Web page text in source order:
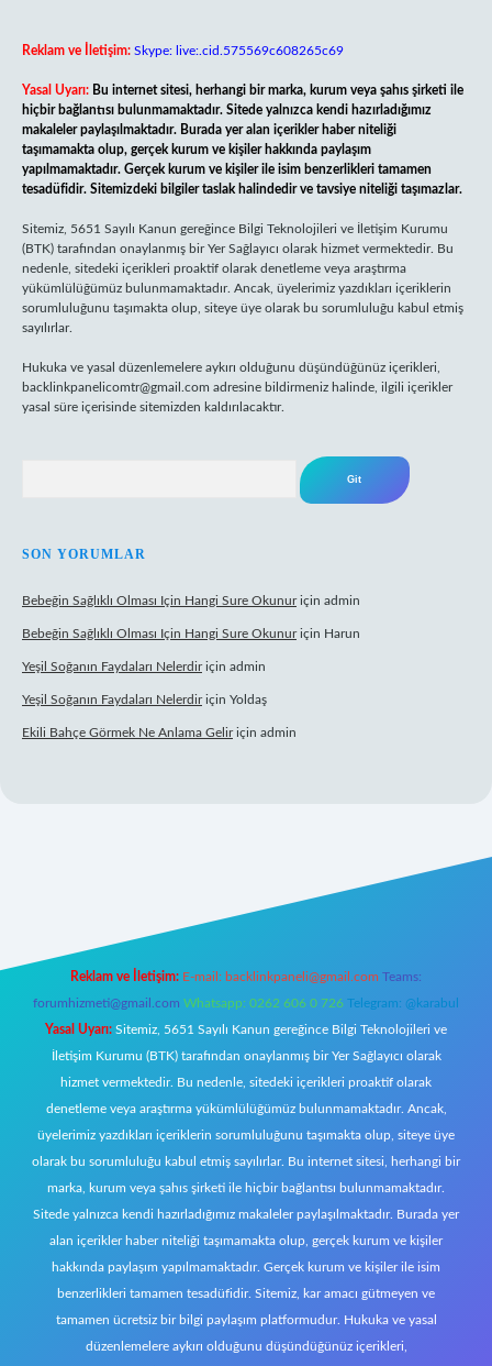
Reklam ve İletişim: Skype: live:.cid.575569c608265c69
Yasal Uyarı: Bu internet sitesi, herhangi bir marka, kurum veya şahıs şirketi ile
hiçbir bağlantısı bulunmamaktadır. Sitede yalnızca kendi hazırladığımız
makaleler paylaşılmaktadır. Burada yer alan içerikler haber niteliği
taşımamakta olup, gerçek kurum ve kişiler hakkında paylaşım
yapılmamaktadır. Gerçek kurum ve kişiler ile isim benzerlikleri tamamen
tesadüfidir. Sitemizdeki bilgiler taslak halindedir ve tavsiye niteliği taşımazlar.
Sitemiz, 5651 Sayılı Kanun gereğince Bilgi Teknolojileri ve İletişim Kurumu
(BTK) tarafından onaylanmış bir Yer Sağlayıcı olarak hizmet vermektedir. Bu
nedenle, sitedeki içerikleri proaktif olarak denetleme veya araştırma
yükümlülüğümüz bulunmamaktadır. Ancak, üyelerimiz yazdıkları içeriklerin
sorumluluğunu taşımakta olup, siteye üye olarak bu sorumluluğu kabul etmiş
sayılırlar.
Hukuka ve yasal düzenlemelere aykırı olduğunu düşündüğünüz içerikleri,
backlinkpanelicomtr@gmail.com adresine bildirmeniz halinde, ilgili içerikler
yasal süre içerisinde sitemizden kaldırılacaktır.
SON YORUMLAR
Bebeğin Sağlıklı Olması Için Hangi Sure Okunuriçin admin
Bebeğin Sağlıklı Olması Için Hangi Sure Okunuriçin Harun
Yeşil Soğanın Faydaları Nelerdiriçin admin
Yeşil Soğanın Faydaları Nelerdiriçin Yoldaş
Ekili Bahçe Görmek Ne Anlama Geliriçin admin
Reklam ve İletişim: E-mail: backlinkpaneli@gmail.com Teams:
forumhizmeti@gmail.com Whatsapp: 0262 606 0 726 Telegram: @karabul
Yasal Uyarı: Sitemiz, 5651 Sayılı Kanun gereğince Bilgi Teknolojileri ve
İletişim Kurumu (BTK) tarafından onaylanmış bir Yer Sağlayıcı olarak
hizmet vermektedir. Bu nedenle, sitedeki içerikleri proaktif olarak
denetleme veya araştırma yükümlülüğümüz bulunmamaktadır. Ancak,
üyelerimiz yazdıkları içeriklerin sorumluluğunu taşımakta olup, siteye üye
olarak bu sorumluluğu kabul etmiş sayılırlar. Bu internet sitesi, herhangi bir
marka, kurum veya şahıs şirketi ile hiçbir bağlantısı bulunmamaktadır.
Sitede yalnızca kendi hazırladığımız makaleler paylaşılmaktadır. Burada yer
alan içerikler haber niteliği taşımamakta olup, gerçek kurum ve kişiler
hakkında paylaşım yapılmamaktadır. Gerçek kurum ve kişiler ile isim
benzerlikleri tamamen tesadüfidir. Sitemiz, kar amacı gütmeyen ve
tamamen ücretsiz bir bilgi paylaşım platformudur. Hukuka ve yasal
düzenlemelere aykırı olduğunu düşündüğünüz içerikleri,